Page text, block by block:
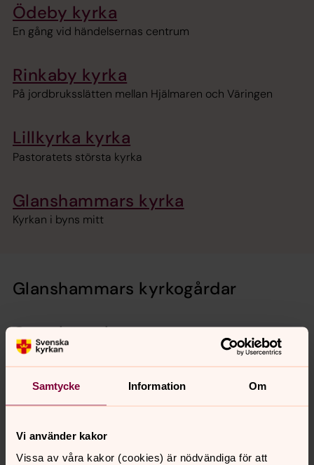
Samtycke Information Om
Vi använder kakor
Vissa av våra kakor (cookies) är nödvändiga för att
Ödeby kyrka
En gång vid händelsernas centrum
Rinkaby kyrka
På jordbruksslätten mellan Hjälmaren och Väringen
Lillkyrka kyrka
Pastoratets största kyrka
Glanshammars kyrka
Kyrkan i byns mitt
Glanshammars kyrkogårdar
Gravskötsel
Vi hjälper dig att hålla fint vid graven
Brudkronor i våra kyrkor